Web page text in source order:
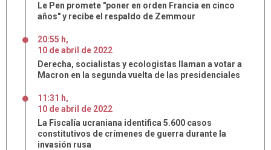
Le Pen promete "poner en orden Francia en cinco
años" y recibe el respaldo de Zemmour
20:55 h,
10 deabril de 2022
Derecha, socialistas y ecologistas llaman a votar a
Macron en la segunda vuelta de las presidenciales
11:31 h,
10 deabril de 2022
La Fiscalía ucraniana identifica 5.600 casos
constitutivos de crímenes de guerra durante la
invasión rusa